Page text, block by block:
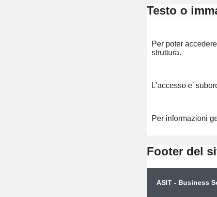
Testo o
Per poter
struttura.
L'accesso e'
Per informazioni
Footer del
ASIT - Business